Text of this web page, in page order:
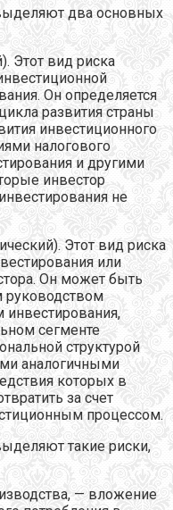
два основных
Этот вид риска
Он определяется
развития страны
инвестиционного
налогового
и другими
инвестор
не
Этот вид риска
или
Он может быть
руководством
сегменте
структурой
аналогичными
которых в
за счет
процессом.
такие риски,
— вложение